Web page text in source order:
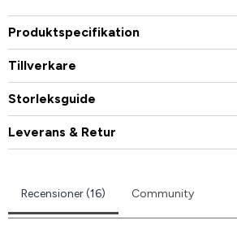
Produktspecifikation
Tillverkare
Storleksguide
Leverans & Retur
Recensioner (16) Community